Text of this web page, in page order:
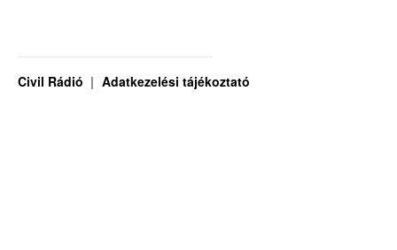
Civil Rádió Adatkezelési tájékoztató